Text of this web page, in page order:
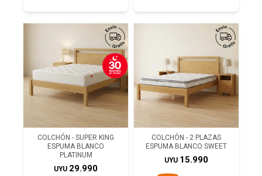
COLCHÓN - SUPER KING
ESPUMA BLANCO
PLATINUM
UYU 29.990
COLCHÓN - 2 PLAZAS
ESPUMA BLANCO SWEET
UYU 15.990